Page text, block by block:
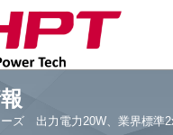
ズ 出力電力20W、業界標準